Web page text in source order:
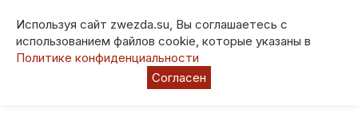
Используя сайт zwezda.su, Вы соглашаетесь с
использованием файлов cookie, которые указаны в
Политике конфиденциальности
Согласен